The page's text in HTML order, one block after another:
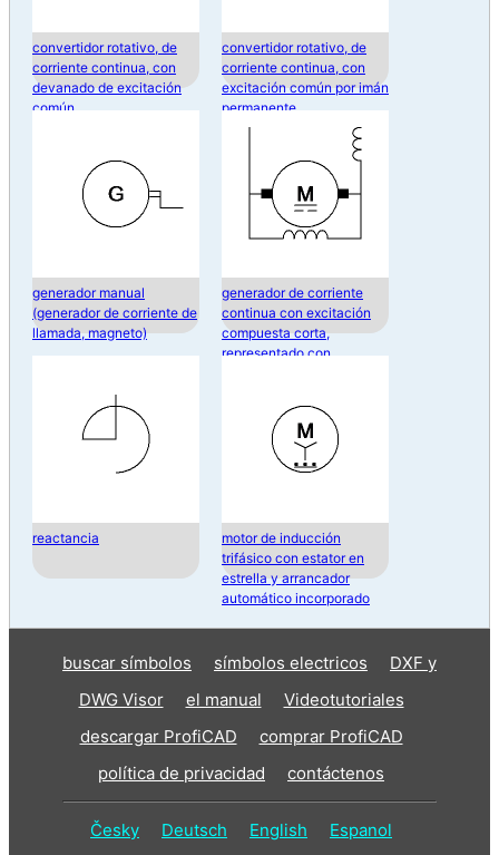
convertidor rotativo, de
corriente continua, con
devanado de excitación
común
convertidor rotativo, de
corriente continua, con
excitación común por imán
permanente
generador manual
(generador de corriente de
llamada, magneto)
generador de corriente
continua con excitación
compuesta corta,
representado con
reactancia
motor de inducción
trifásico con estator en
estrella y arrancador
automático incorporado
buscar símbolos símbolos electricos
DXF y
DWG Visor
el manual
Videotutoriales
descargar ProfiCAD
comprar ProfiCAD
política de privacidad
contáctenos
Česky Deutsch English Espanol